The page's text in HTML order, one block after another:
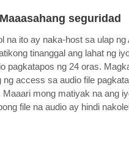
Maaasahang seguridad
na ito ay naka-host sa ulap ng
tinanggal ang lahat ng
pagkatapos ng 24 oras.
ng access sa audio file
Maaari mong matiyak na ang
file na audio ay hindi